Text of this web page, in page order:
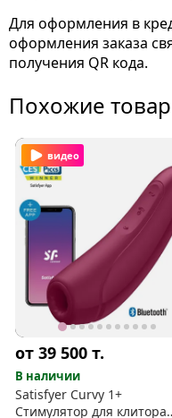
Для оформления в
оформления заказа
получения QR кода.
Похожие
видео
от 39 500т.
В наличии
Satisfyer Curvy 1+
Стимулятор для клитора